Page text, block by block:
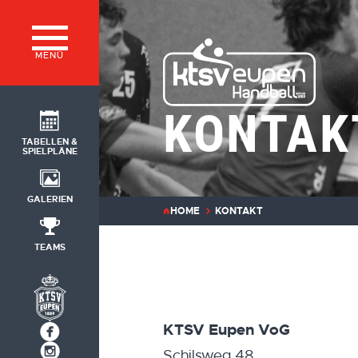
MENÜ
TABELLEN &
SPIELPLÄNE
GALERIEN
TEAMS
HOME KONTAKT
KTSV Eupen VoG